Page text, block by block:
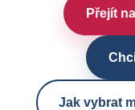
Přejít
Jak vybrat